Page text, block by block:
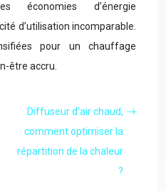
économies d’énergie
d’utilisation incomparable.
pour un chauffage
être accru.
Diffuseur d’air chaud,
comment optimiser la
répartition de la chaleur
?